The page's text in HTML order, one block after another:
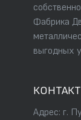
Фабрика
выгодных
Адрес: г.